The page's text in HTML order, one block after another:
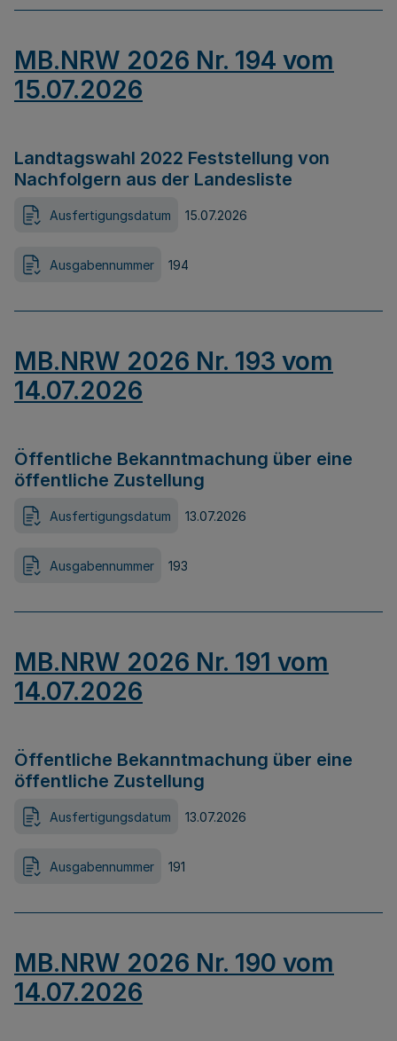
MB.NRW 2026 Nr. 194 vom
15.07.2026
Landtagswahl 2022 Feststellung von
Nachfolgern aus der Landesliste
Ausfertigungsdatum 15.07.2026
Ausgabennummer 194
MB.NRW 2026 Nr. 193 vom
14.07.2026
Öffentliche Bekanntmachung über eine
öffentliche Zustellung
Ausfertigungsdatum 13.07.2026
Ausgabennummer 193
MB.NRW 2026 Nr. 191 vom
14.07.2026
Öffentliche Bekanntmachung über eine
öffentliche Zustellung
Ausfertigungsdatum 13.07.2026
Ausgabennummer 191
MB.NRW 2026 Nr. 190 vom
14.07.2026